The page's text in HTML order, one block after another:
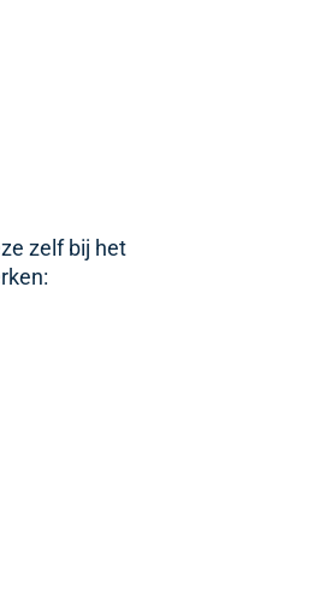
zelf bij het